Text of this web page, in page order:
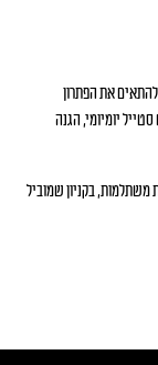
את הפתרון
יומיומי, הגנה
משתלמות, בקניון שמוביל